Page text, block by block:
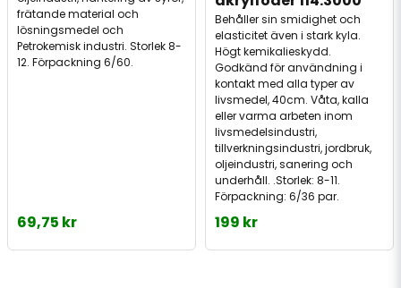
frätande material och
lösningsmedel och
Petrokemisk industri. Storlek 8-
12. Förpackning 6/60.
69,75 kr
Behåller sin smidighet och
elasticitet även i stark kyla.
Högt kemikalieskydd.
Godkänd för användning i
kontakt med alla typer av
livsmedel, 40cm. Våta, kalla
eller varma arbeten inom
livsmedelsindustri,
tillverkningsindustri, jordbruk,
oljeindustri, sanering och
underhåll. .Storlek: 8-11.
Förpackning: 6/36 par.
199 kr